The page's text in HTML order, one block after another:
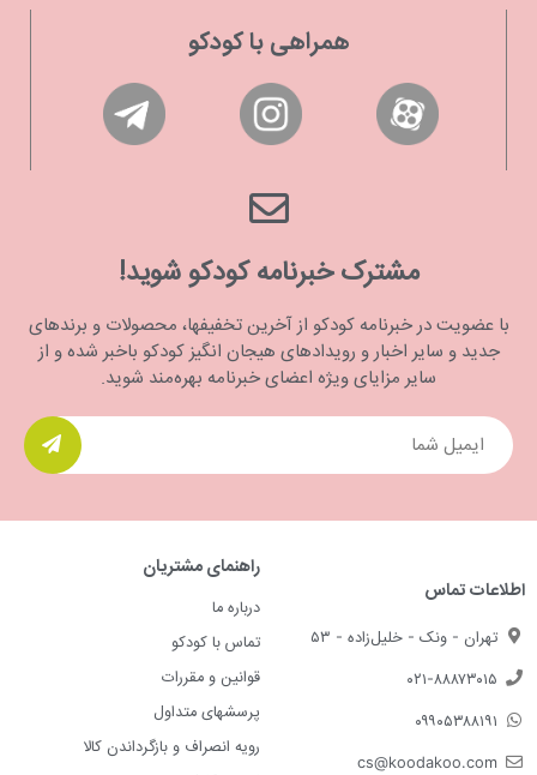
همراهی با کودکو
مشترک خبرنامه کودکو شوید!
با عضویت در خبرنامه کودکو از آخرین تخفیفها، محصولات و برندهای
جدید و سایر اخبار و رویدادهای هیجان انگیز کودکو باخبر شده و از
سایر مزایای ویژه اعضای خبرنامه بهره‌مند شوید.
اطلاعات تماس
تهران - ونک - خلیل‌زاده - ۵۳
۰۲۱-۸۸۸۷۳۰۱۵
۰۹۹۰۵۳۸۸۱۹۱
cs@koodakoo.com
راهنمای مشتریان
درباره ما
تماس با کودکو
قوانین و مقررات
پرسشهای متداول
رویه انصراف و بازگرداندن کالا